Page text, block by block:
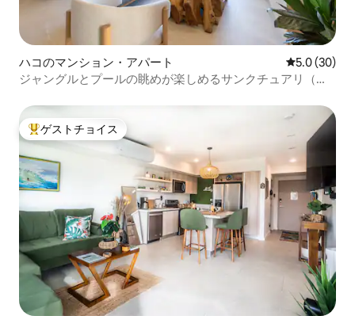
ハコのマンション・アパート レビュー30
5.0 (30)
ジャングルとプールの眺めが楽しめるサンクチュアリ（オ
大好評のゲストチョイスです。
ゲストチョイス